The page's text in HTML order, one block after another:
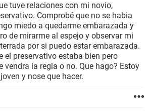
tuve relaciones con mi novio,
Comprobé que no se habia
miedo a quedarme embarazada y
de mirarme al espejo y observar mi
por si puedo estar embarazada.
el preservativo estaba bien pero
vendra la regla o no. Que hago? Estoy
y nose que hacer.